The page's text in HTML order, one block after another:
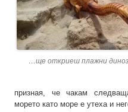
…ще откриеш плажни
призная, че чакам
морето като море е утеха и